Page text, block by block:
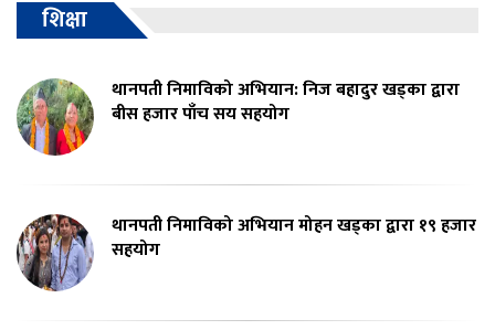
शिक्षा
थानपती निमाविको अभियान: निज बहादुर खड्का द्वारा
बीस हजार पाँच सय सहयोग
थानपती निमाविको अभियान मोहन खड्का द्वारा १९ हजार
सहयोग